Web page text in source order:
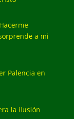
a mi
Palencia en
la ilusión